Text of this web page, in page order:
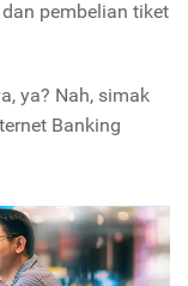
pembelian tiket
ya? Nah, simak
Banking